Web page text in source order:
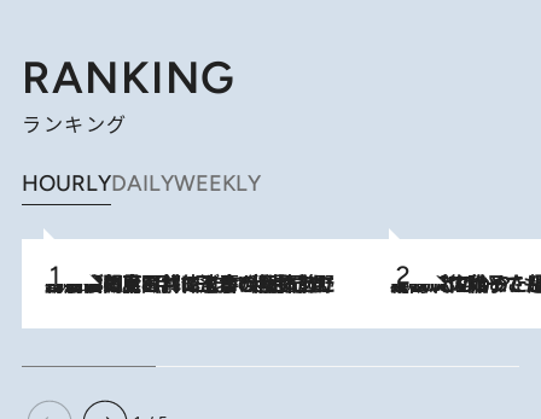
RANKING
ランキング
HOURLYDAILYWEEKLY
2026.8.8
「最後に見られてよかった」上野動物園の東園パンダ舎が解体前に特別公開。8月16日まで延長されたパネル展と共に辿る“半世紀”のパンダ飼育《解体工事の図面あり》 2026.8.5
【阿川佐和子さんの年とる力】なぜ70代で始めた趣味は“こんなに楽しい”のか？ ピアノ、俳句…スランプに陥っても続けられる“ある秘訣”とは